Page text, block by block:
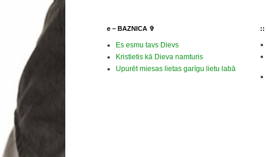
e – BAZNICA ✞
Es esmu tavs Dievs
Kristietis kā Dieva namturis
Upurēt miesas lietas garīgu lietu labā
::